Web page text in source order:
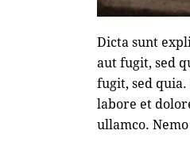
Dicta sunt
aut fugit, sed
fugit, sed
labore et
ullamco.